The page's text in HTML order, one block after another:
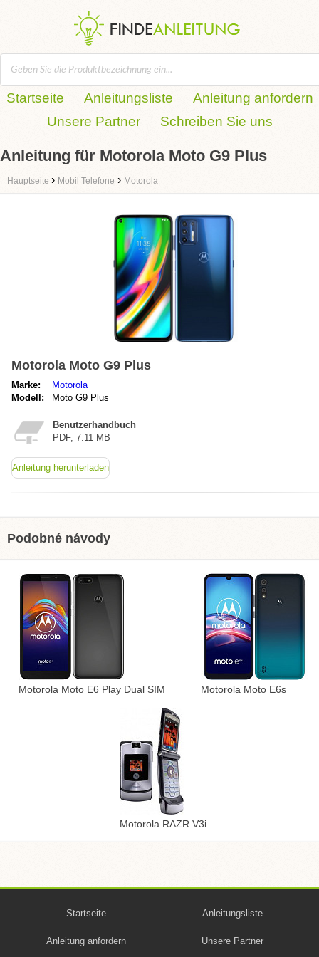
Startseite Anleitungsliste
Anleitung anfordern
Unsere Partner
Schreiben Sie uns
Anleitung für Motorola Moto G9 Plus
Hauptseite › Mobil Telefone › Motorola
Motorola Moto G9 Plus
Marke:
Motorola
Modell:
Moto G9 Plus
Benutzerhandbuch
PDF, 7.11 MB
Anleitung herunterladen
Podobné návody
Motorola Moto E6 Play Dual SIM Motorola Moto E6s
Motorola RAZR V3i
Startseite Anleitungsliste
Anleitung anfordern Unsere Partner